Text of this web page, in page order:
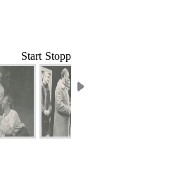
Start Stopp